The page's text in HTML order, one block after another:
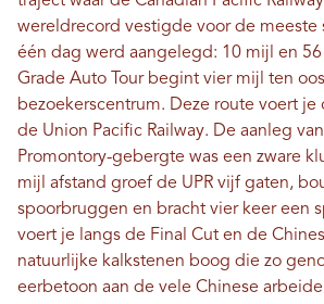
wereldrecord vestigde voor de meeste
één dag werd aangelegd: 10 mijl en 56
Grade Auto Tour begint vier mijl ten
bezoekerscentrum. Deze route voert je
de Union Pacific Railway. De aanleg
Promontory-gebergte was een zware
mijl afstand groef de UPR vijf gaten,
spoorbruggen en bracht vier keer een
voert je langs de Final Cut en de
natuurlijke kalkstenen boog die zo
eerbetoon aan de vele Chinese